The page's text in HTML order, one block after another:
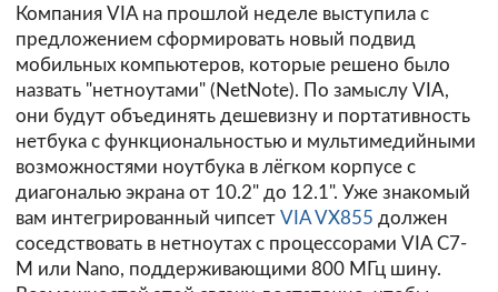
Компания VIA на прошлой неделе выступила с
предложением сформировать новый подвид
мобильных компьютеров, которые решено было
назвать "нетноутами" (NetNote). По замыслу VIA,
они будут объединять дешевизну и портативность
нетбука с функциональностью и мультимедийными
возможностями ноутбука в лёгком корпусе с
диагональю экрана от 10.2" до 12.1". Уже знакомый
вам интегрированный чипсет VIA VX855 должен
соседствовать в нетноутах с процессорами VIA C7-
M или Nano, поддерживающими 800 МГц шину.